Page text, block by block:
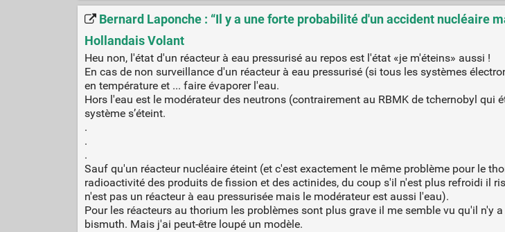
Bernard Laponche : “Il y a une forte probabilité d'un accident nucléaire
Hollandais Volant
Heu non, l'état d'un réacteur à eau pressurisé au repos est l'état «je m'éteins» aussi !
En cas de non surveillance d'un réacteur à eau pressurisé (si tous les systèmes
en température et ... faire évaporer l'eau.
Hors l'eau est le modérateur des neutrons (contrairement au RBMK de tchernobyl
système s’éteint.
.
.
.
Sauf qu'un réacteur nucléaire éteint (et c'est exactement le même problème pour le
radioactivité des produits de fission et des actinides, du coup s'il n'est plus refroidi il
n'est pas un réacteur à eau pressurisée mais le modérateur est aussi l'eau).
Pour les réacteurs au thorium les problèmes sont plus grave il me semble vu qu'il n'y
bismuth. Mais j'ai peut-être loupé un modèle.